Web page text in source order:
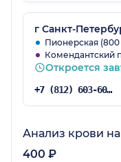
г Санкт-
Пионерская
Комендантский
Откроется
+7 (812) 603-60-42
Анализ крови
400 ₽